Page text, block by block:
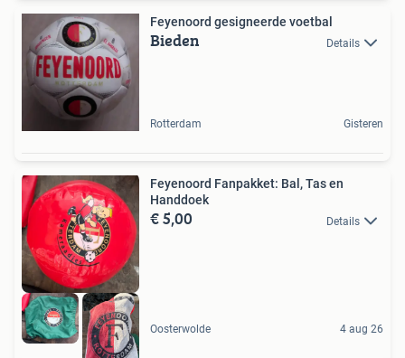
Feyenoord gesigneerde voetbal
Bieden Details
Rotterdam Gisteren
Feyenoord Fanpakket: Bal, Tas en
Handdoek
€ 5,00 Details
Oosterwolde 4 aug 26